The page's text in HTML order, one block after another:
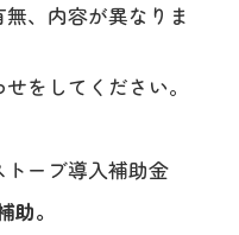
、内容が異なりま
をしてください。
ーブ導入補助金
。